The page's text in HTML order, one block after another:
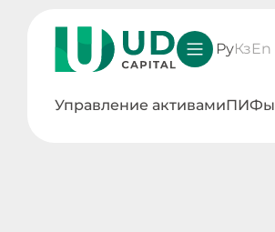
РуКзEn
Управление активамиПИФы